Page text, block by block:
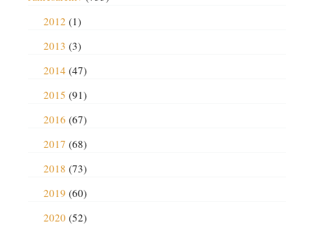
2012 (1)
2013 (3)
2014 (47)
2015 (91)
2016 (67)
2017 (68)
2018 (73)
2019 (60)
2020 (52)